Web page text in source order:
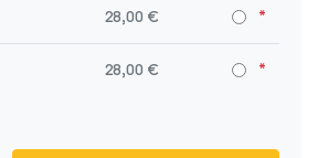
28,00 €
28,00 €